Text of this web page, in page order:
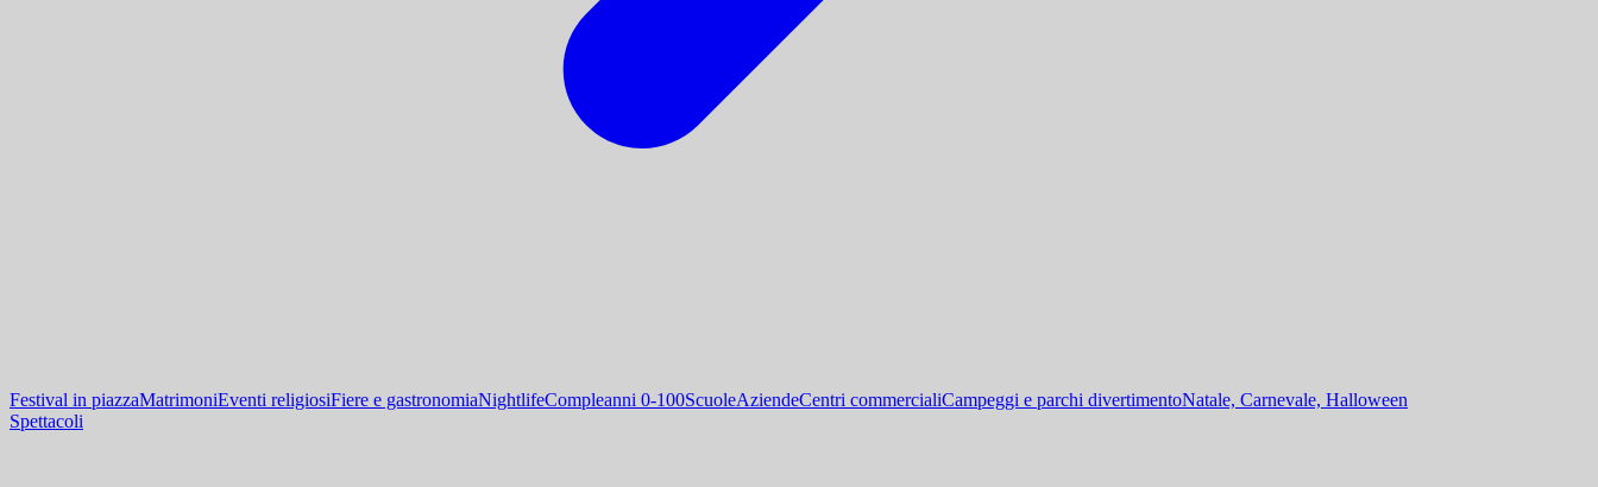
Festival in piazzaMatrimoniEventi religiosiFiere e gastronomiaNightlifeCompleanni 0-100ScuoleAziendeCentri commercialiCampeggi e parchi divertimentoNatale, Carnevale, Halloween
Spettacoli